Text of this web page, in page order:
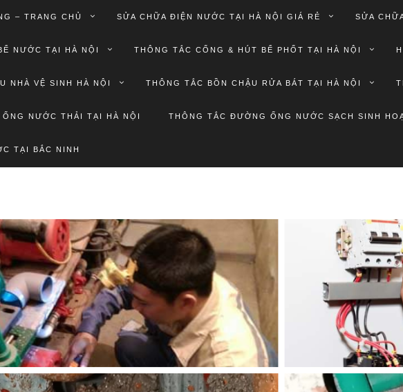
– TRANG CHỦ SỬA CHỮA ĐIỆN NƯỚC TẠI HÀ NỘI GIÁ RẺ SỬA
NƯỚC TẠI HÀ NỘI THÔNG TẮC CỐNG & HÚT BỂ PHỐT TẠI HÀ NỘI
NHÀ VỆ SINH HÀ NỘI THÔNG TẮC BỒN CHẬU RỬA BÁT TẠI HÀ NỘI
NƯỚC THẢI TẠI HÀ NỘI THÔNG TẮC ĐƯỜNG ỐNG NƯỚC SẠCH SINH
TẠI BẮC NINH